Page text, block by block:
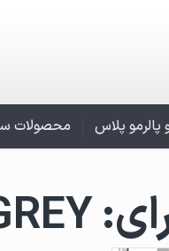
پالرمو پلاس محصولات